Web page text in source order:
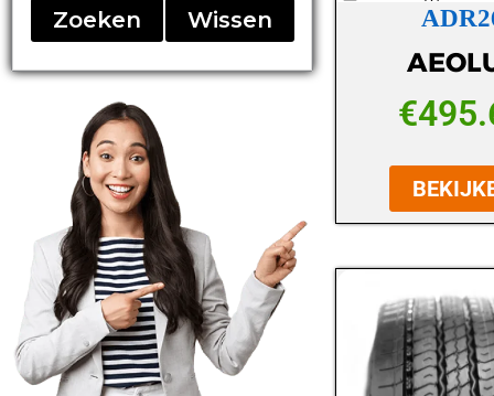
BF-GOODRICH
BFGOODRICH
BLACK ARROW
BRIDGESTONE
CONTINENTAL
DEBICA
DUNLOP
DURATURN
FALKEN
Zoeken Wissen
€